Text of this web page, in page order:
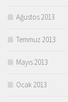
Ağustos 2013
Temmuz 2013
Mayıs 2013
Ocak 2013